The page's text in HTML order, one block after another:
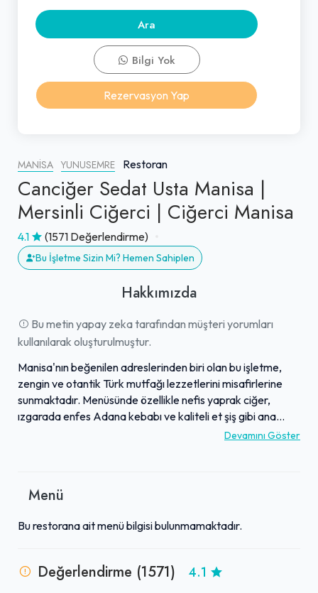
MANISA YUNUSEMRE Restoran
Canciğer Sedat Usta Manisa |
Mersinli Ciğerci | Ciğerci Manisa
4.1 (1571 Değerlendirme)
Bu İşletme Sizin Mi? Hemen Sahiplen
Hakkımızda
Bu metin yapay zeka tarafından müşteri yorumları
kullanılarak oluşturulmuştur.
Manisa'nın beğenilen adreslerinden biri olan bu işletme,
zengin ve otantik Türk mutfağı lezzetlerini misafirlerine
sunmaktadır. Menüsünde özellikle nefis yaprak ciğer,
ızgarada enfes Adana kebabı ve kaliteli et şiş gibi ana
yemekler övgüyle bahsedilmektedir. Yemekler öncesinde
sunduğu kaliteli hizmet takdir edilmektedir. Makul fiyatları
bir lezzet durağı olarak konumlanmaktadır.
Devamını Göster
Menü
Bu restorana ait menü bilgisi bulunmamaktadır.
Değerlendirme (1571) 4.1
Ara
Bilgi Yok
Rezervasyon Yap